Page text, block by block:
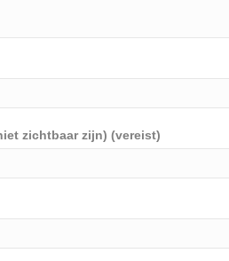
zichtbaar zijn) (vereist)